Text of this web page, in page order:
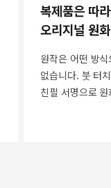
복제품은 따
오리지널 원
원작은 어떤 방
없습니다. 붓 터
친필 서명으로